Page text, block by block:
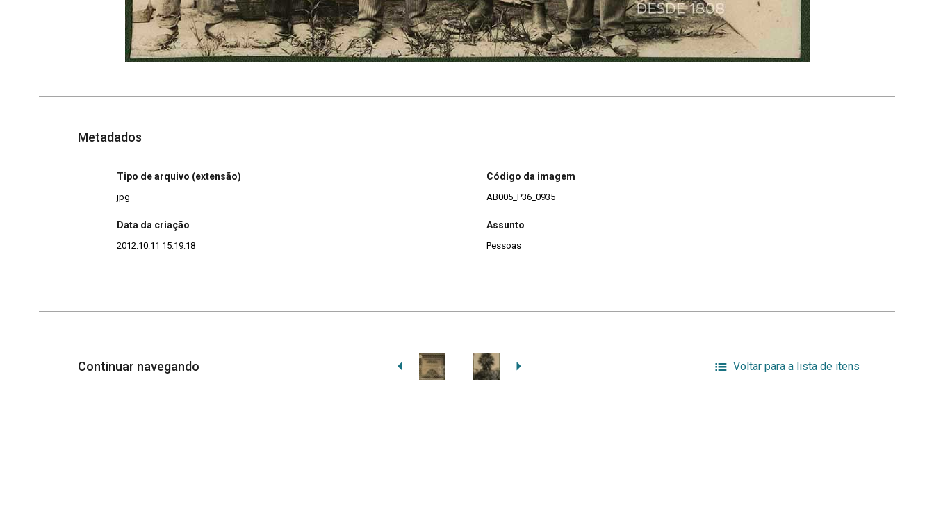
Metadados
Tipo de arquivo (extensão)
jpg
Data da criação
2012:10:11 15:19:18
Código da imagem
AB005_P36_0935
Assunto
Pessoas
Continuar navegando Voltar para a lista de itens